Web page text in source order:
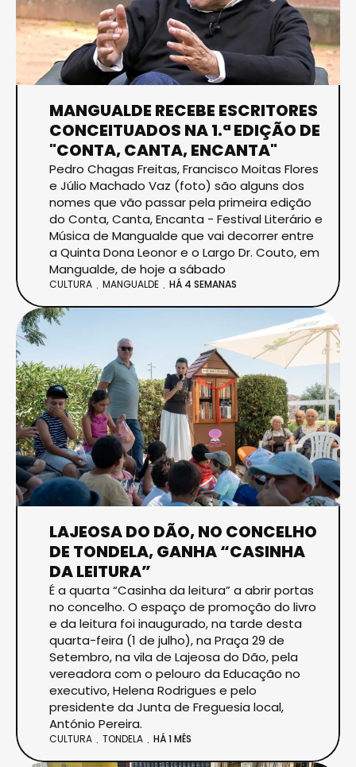
MANGUALDE RECEBE ESCRITORES
CONCEITUADOS NA 1.ª EDIÇÃO DE
"CONTA, CANTA, ENCANTA"
Pedro Chagas Freitas, Francisco Moitas Flores
e Júlio Machado Vaz (foto) são alguns dos
nomes que vão passar pela primeira edição
do Conta, Canta, Encanta - Festival Literário e
Música de Mangualde que vai decorrer entre
a Quinta Dona Leonor e o Largo Dr. Couto, em
Mangualde, de hoje a sábado
CULTURA MANGUALDE HÁ 4 SEMANAS
LAJEOSA DO DÃO, NO CONCELHO
DE TONDELA, GANHA “CASINHA
DA LEITURA”
É a quarta “Casinha da leitura” a abrir portas
no concelho. O espaço de promoção do livro
e da leitura foi inaugurado, na tarde desta
quarta-feira (1 de julho), na Praça 29 de
Setembro, na vila de Lajeosa do Dão, pela
vereadora com o pelouro da Educação no
executivo, Helena Rodrigues e pelo
presidente da Junta de Freguesia local,
António Pereira.
CULTURA TONDELA HÁ 1 MÊS